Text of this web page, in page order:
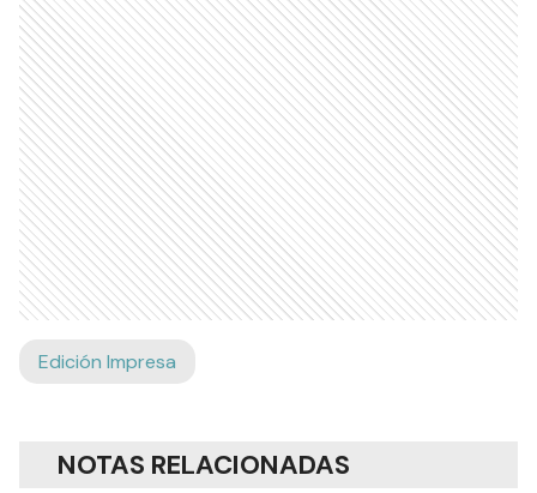
Edición Impresa
NOTAS RELACIONADAS